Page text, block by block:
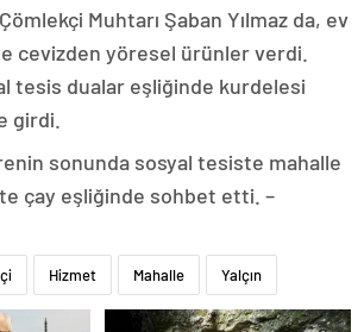
Muhtarı Şaban Yılmaz da, ev
cevizden yöresel ürünler verdi.
tesis dualar eşliğinde kurdelesi
girdi.
sonunda sosyal tesiste mahalle
çay eşliğinde sohbet etti. –
Hizmet Mahalle Yalçın